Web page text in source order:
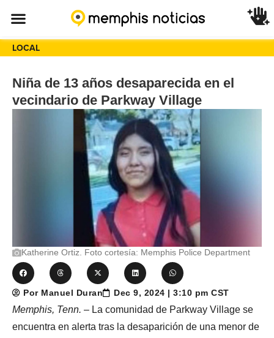
LOCAL
Niña de 13 años desaparecida en el
vecindario de Parkway Village
Katherine Ortiz. Foto cortesía: Memphis Police Department
Por Manuel Duran Dec 9, 2024 | 3:10 pm CST
Memphis, Tenn. – La comunidad de Parkway Village se
encuentra en alerta tras la desaparición de una menor de